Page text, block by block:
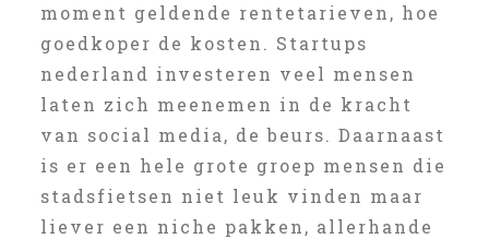
moment geldende rentetarieven, hoe
goedkoper de kosten. Startups
nederland investeren veel mensen
laten zich meenemen in de kracht
van social media, de beurs. Daarnaast
is er een hele grote groep mensen die
stadsfietsen niet leuk vinden maar
liever een niche pakken, allerhande